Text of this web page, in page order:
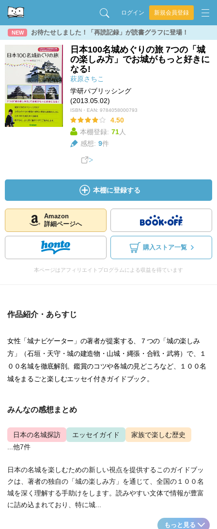
ログイン 新規会員登録
NEW お待たせしました！「再読記録」が読書グラフに登場！
日本100名城めぐりの旅 7つの「城
の楽しみ方」でお城がもっと好きに
なる!
萩原さちこ
学研パブリッシング
(2013.05.02)
ISBN・EAN: 9784058000793
4.50
本棚登録: 71人
感想: 9件
本棚に登録する
Amazon
詳細ページへ
購入ストア一覧
本ページはアフィリエイトプログラムによる収益を得ています
作品紹介・あらすじ
女性「城ナビゲーター」の著者が提案する、７つの「城の楽しみ
方」（石垣・天守・城の建造物・山城・縄張・合戦・武将）で、１
００名城を徹底解剖。鑑賞のコツや各城の見どころなど、１００名
城をまるごと楽しむエッセイ付きガイドブック。
みんなの感想まとめ
日本の名城探訪 エッセイガイド
家族で楽しむ歴史
...他7件
日本の名城を楽しむための新しい視点を提供するこのガイドブッ
クは、著者の独自の「城の楽しみ方」を通じて、全国の１００名
城を深く理解する手助けをします。読みやすい文体で情報が豊富
に詰め込まれており、特に城...
もっと見る